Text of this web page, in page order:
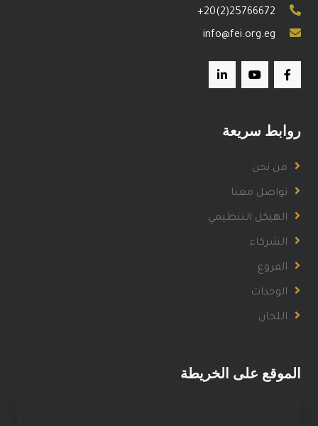
+20(2)25766672
info@fei.org.eg
روابط سريعة
من نحن
تواصل معنا
الهيكل التنظيمي
الشركاء
الفروع
الوحدات
اللجان
الموقع على الخريطة